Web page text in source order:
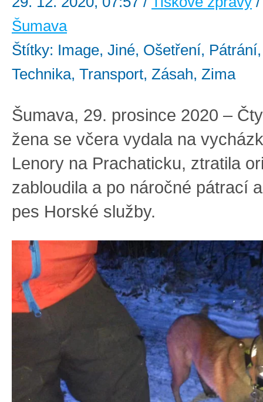
Šumava
Štítky: Image, Jiné, Ošetření,
Technika, Transport, Zásah, Zima
Šumava, 29. prosince 2020 –
žena se včera vydala na
Lenory na Prachaticku, ztratila
zabloudila a po náročné pátrací
pes Horské služby.